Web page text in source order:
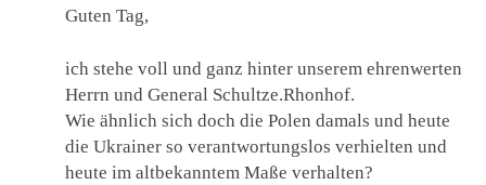
Guten Tag,
ich stehe voll und ganz hinter unserem ehrenwerten
Herrn und General Schultze.Rhonhof.
Wie ähnlich sich doch die Polen damals und heute
die Ukrainer so verantwortungslos verhielten und
heute im altbekanntem Maße verhalten?